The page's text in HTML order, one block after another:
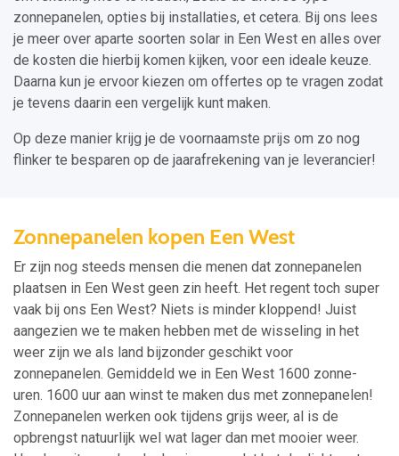
zonnepanelen, opties bij installaties, et cetera. Bij ons lees
je meer over aparte soorten solar in Een West en alles over
de kosten die hierbij komen kijken, voor een ideale keuze.
Daarna kun je ervoor kiezen om offertes op te vragen zodat
je tevens daarin een vergelijk kunt maken.
Op deze manier krijg je de voornaamste prijs om zo nog
flinker te besparen op de jaarafrekening van je leverancier!
Zonnepanelen kopen Een West
Er zijn nog steeds mensen die menen dat zonnepanelen
plaatsen in Een West geen zin heeft. Het regent toch super
vaak bij ons Een West? Niets is minder kloppend! Juist
aangezien we te maken hebben met de wisseling in het
weer zijn we als land bijzonder geschikt voor
zonnepanelen. Gemiddeld we in Een West 1600 zonne-
uren. 1600 uur aan winst te maken dus met zonnepanelen!
Zonnepanelen werken ook tijdens grijs weer, al is de
opbrengst natuurlijk wel wat lager dan met mooier weer.